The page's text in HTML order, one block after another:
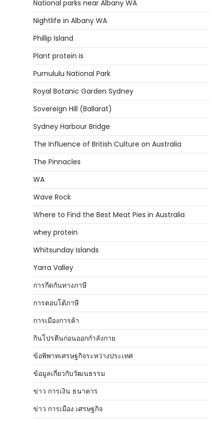
National parks near Albany WA
Nightlife in Albany WA
Phillip Island
Plant protein is
Purnululu National Park
Royal Botanic Garden Sydney
Sovereign Hill (Ballarat)
Sydney Harbour Bridge
The Influence of British Culture on Australia
The Pinnacles
WA
Wave Rock
Where to Find the Best Meat Pies in Australia
whey protein
Whitsunday Islands
Yarra Valley
การกีดกันทางภาษี
การตอบโต้ภาษี
การเมืองการค้า
กินโปรตีนก่อนออกกำลังกาย
ข้อพิพาทเศรษฐกิจระหว่างประเทศ
ข้อมูลเกี่ยวกับวัฒนธรรม
ข่าว การเงิน ธนาคาร
ข่าว การเมือง เศรษฐกิจ